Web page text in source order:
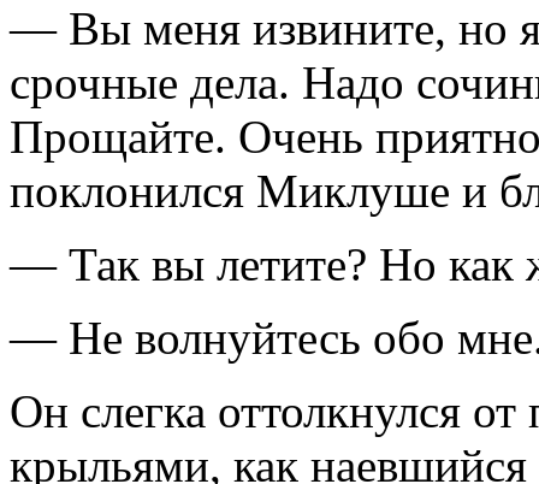
— Вы меня извините, но
срочные дела. Надо
Прощайте. Очень
поклонился Миклуше и
— Так вы летите? Но как
— Не волнуйтесь обо
Он слегка оттолкнулся
крыльями, как